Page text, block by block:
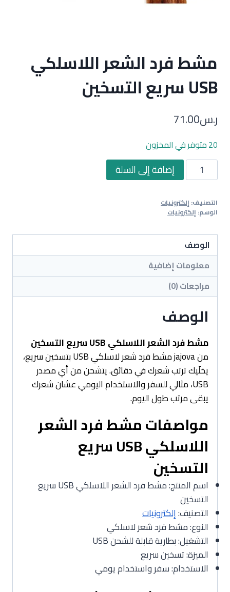
مشط فرد الشعر اللاسلكي
USB سريع التسخين
ر.س71.00
20 متوفر في المخزون
كمية
مشط
الشعر
اللاسلكي
USB
سريع
التسخين
إضافة إلى السلة
التصنيف: إلكترونيات
الوسم: إلكترونيات
الوصف
معلومات إضافية
مراجعات (0)
الوصف
مشط فرد الشعر اللاسلكي USB سريع التسخين
من jajova مشط فرد شعر لاسلكي USB بتسخين سريع،
يخلّيك ترتب شعرك في دقائق. يتشحن من أي مصدر
USB، مثالي للسفر والاستخدام اليومي عشان شعرك
يبقى مرتب طول اليوم.
مواصفات مشط فرد الشعر
اللاسلكي USB سريع
التسخين
اسم المنتج: مشط فرد الشعر اللاسلكي USB سريع
التسخين
التصنيف:إلكترونيات
النوع: مشط فرد شعر لاسلكي
التشغيل: بطارية قابلة للشحن USB
الميزة: تسخين سريع
الاستخدام: سفر واستخدام يومي